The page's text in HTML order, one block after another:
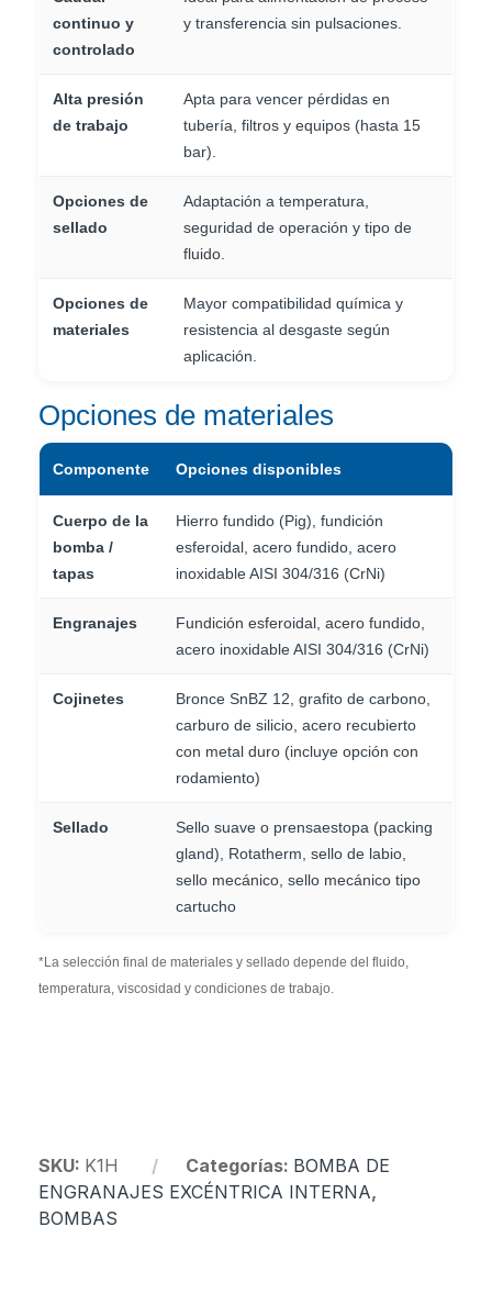
continuo y
controlado
y transferencia sin pulsaciones.
Alta presión
de trabajo
Apta para vencer pérdidas en
tubería, filtros y equipos (hasta 15
bar).
Opciones de
sellado
Adaptación a temperatura,
seguridad de operación y tipo de
fluido.
Opciones de
materiales
Mayor compatibilidad química y
resistencia al desgaste según
aplicación.
Opciones de materiales
Componente Opciones disponibles
Cuerpo de la
bomba /
tapas
Hierro fundido (Pig), fundición
esferoidal, acero fundido, acero
inoxidable AISI 304/316 (CrNi)
Engranajes
Fundición esferoidal, acero fundido,
acero inoxidable AISI 304/316 (CrNi)
Cojinetes
Bronce SnBZ 12, grafito de carbono,
carburo de silicio, acero recubierto
con metal duro (incluye opción con
rodamiento)
Sellado
Sello suave o prensaestopa (packing
gland), Rotatherm, sello de labio,
sello mecánico, sello mecánico tipo
cartucho
*La selección final de materiales y sellado depende del fluido,
temperatura, viscosidad y condiciones de trabajo.
SKU: K1H Categorías: BOMBA DE
ENGRANAJES EXCÉNTRICA INTERNA,
BOMBAS